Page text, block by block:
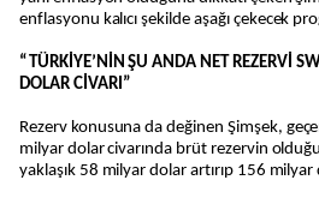
enflasyonu kalıcı şekilde aşağı çekecek
“TÜRKİYE’NİN ŞU ANDA NET REZERVİ
DOLAR CİVARI”
Rezerv konusuna da değinen Şimşek,
milyar dolar civarında brüt rezervin
yaklaşık 58 milyar dolar artırıp 156 milyar